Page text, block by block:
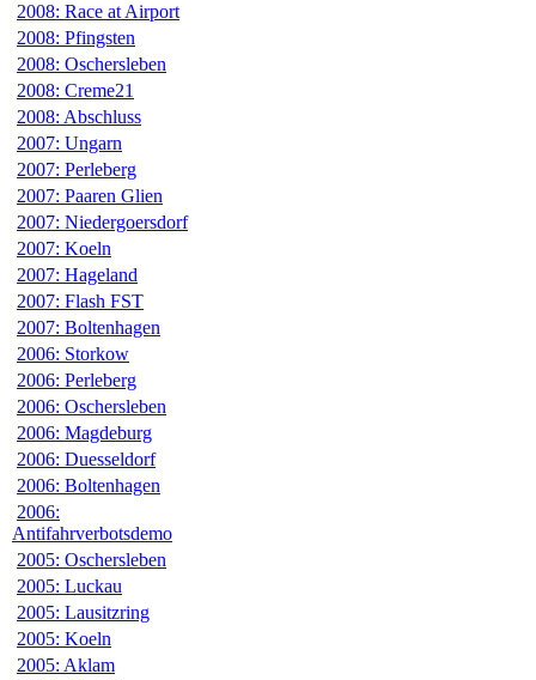
2008: Race at Airport
2008: Pfingsten
2008: Oschersleben
2008: Creme21
2008: Abschluss
2007: Ungarn
2007: Perleberg
2007: Paaren Glien
2007: Niedergoersdorf
2007: Koeln
2007: Hageland
2007: Flash FST
2007: Boltenhagen
2006: Storkow
2006: Perleberg
2006: Oschersleben
2006: Magdeburg
2006: Duesseldorf
2006: Boltenhagen
2006:
Antifahrverbotsdemo
2005: Oschersleben
2005: Luckau
2005: Lausitzring
2005: Koeln
2005: Aklam